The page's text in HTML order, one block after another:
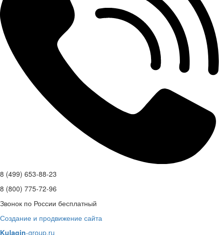
8 (499) 653-88-23
8 (800) 775-72-96
Звонок по России бесплатный
Создание и продвижение сайта
Kulagin-group.ru